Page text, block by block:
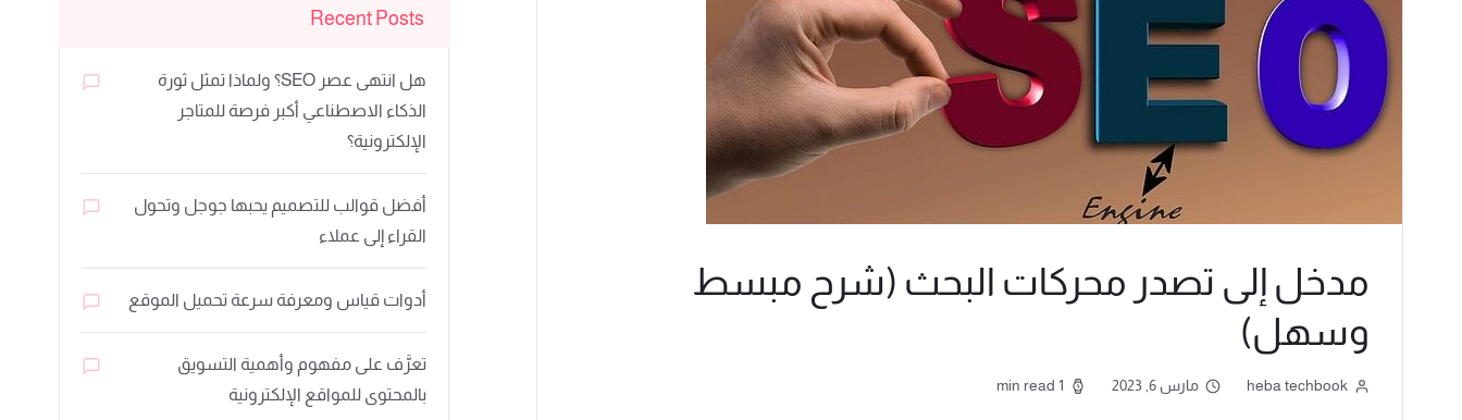
مدخل إلى تصدر محركات البحث (شرح مبسط
وسهل)
heba techbook مارس 6, 2023 1 min read
Recent Posts
هل انتهى عصر SEO؟ ولماذا تمثل ثورة
الذكاء الاصطناعي أكبر فرصة للمتاجر
الإلكترونية؟
أفضل قوالب للتصميم يحبها جوجل وتحول
القراء إلى عملاء
أدوات قياس ومعرفة سرعة تحميل الموقع
تعرَّف على مفهوم وأهمية التسويق
بالمحتوى للمواقع الإلكترونية